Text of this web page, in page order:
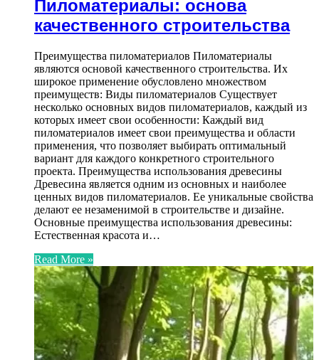
Пиломатериалы: основа
качественного строительства
Преимущества пиломатериалов Пиломатериалы
являются основой качественного строительства. Их
широкое применение обусловлено множеством
преимуществ: Виды пиломатериалов Существует
несколько основных видов пиломатериалов, каждый из
которых имеет свои особенности: Каждый вид
пиломатериалов имеет свои преимущества и области
применения, что позволяет выбирать оптимальный
вариант для каждого конкретного строительного
проекта. Преимущества использования древесины
Древесина является одним из основных и наиболее
ценных видов пиломатериалов. Ее уникальные свойства
делают ее незаменимой в строительстве и дизайне.
Основные преимущества использования древесины:
Естественная красота и…
Read More »